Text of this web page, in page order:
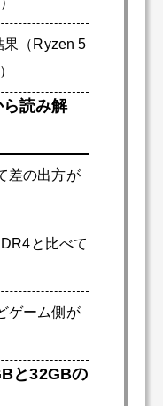
（Ryzen 5
読み解
差の出方が
と比べて
ゲーム側が
と32GBの